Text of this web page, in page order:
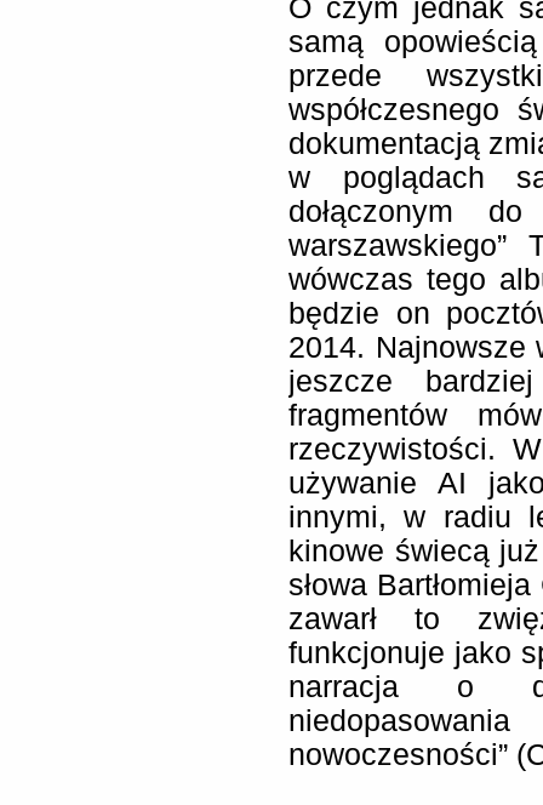
O czym jednak
samą
przede
współczesnego
dokumentacją
w poglądach
dołączonym
wówczas tego
będzie on
2014. Najnowsze
jeszcze
fragmentów
rzeczywistości.
używanie AI
innymi, w radiu
kinowe świecą
słowa
zawarł to
funkcjonuje jako
narracja o
nowoczesności”